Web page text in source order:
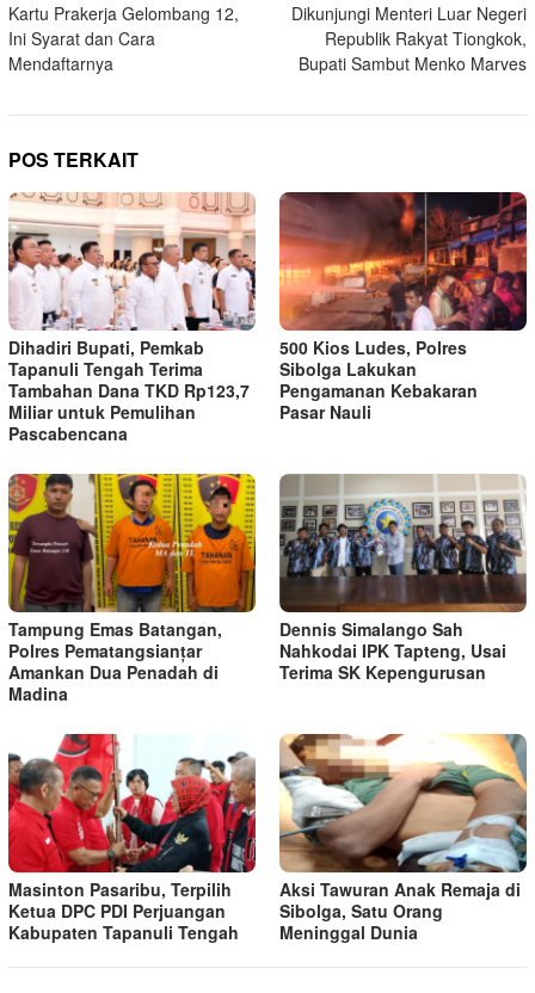
Kartu Prakerja Gelombang 12,
Ini Syarat dan Cara
Mendaftarnya
Dikunjungi Menteri Luar Negeri
Republik Rakyat Tiongkok,
Bupati Sambut Menko Marves
POS TERKAIT
Dihadiri Bupati, Pemkab
Tapanuli Tengah Terima
Tambahan Dana TKD Rp123,7
Miliar untuk Pemulihan
Pascabencana
500 Kios Ludes, Polres
Sibolga Lakukan
Pengamanan Kebakaran
Pasar Nauli
Tampung Emas Batangan,
Polres Pematangsianțar
Amankan Dua Penadah di
Madina
Dennis Simalango Sah
Nahkodai IPK Tapteng, Usai
Terima SK Kepengurusan
Masinton Pasaribu, Terpilih
Ketua DPC PDI Perjuangan
Kabupaten Tapanuli Tengah
Aksi Tawuran Anak Remaja di
Sibolga, Satu Orang
Meninggal Dunia